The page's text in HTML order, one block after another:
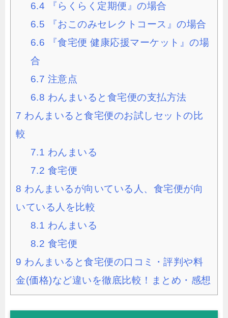
6.4 『らくらく定期便』の場合
6.5 『おこのみセレクトコース』の場合
6.6 『食宅便 健康応援マーケット』の場
合
6.7 注意点
6.8 わんまいると食宅便の支払方法
7 わんまいると食宅便のお試しセットの比
較
7.1 わんまいる
7.2 食宅便
8 わんまいるが向いている人、食宅便が向
いている人を比較
8.1 わんまいる
8.2 食宅便
9 わんまいると食宅便の口コミ・評判や料
金(価格)など違いを徹底比較！まとめ・感想